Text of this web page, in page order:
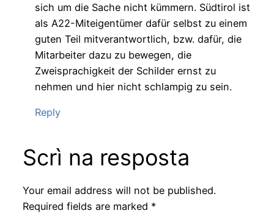
sich um die Sache nicht kümmern. Südtirol ist
als A22-Miteigentümer dafür selbst zu einem
guten Teil mitverantwortlich, bzw. dafür, die
Mitarbeiter dazu zu bewegen, die
Zweisprachigkeit der Schilder ernst zu
nehmen und hier nicht schlampig zu sein.
Reply
Scrì na resposta
Your email address will not be published.
Required fields are marked *